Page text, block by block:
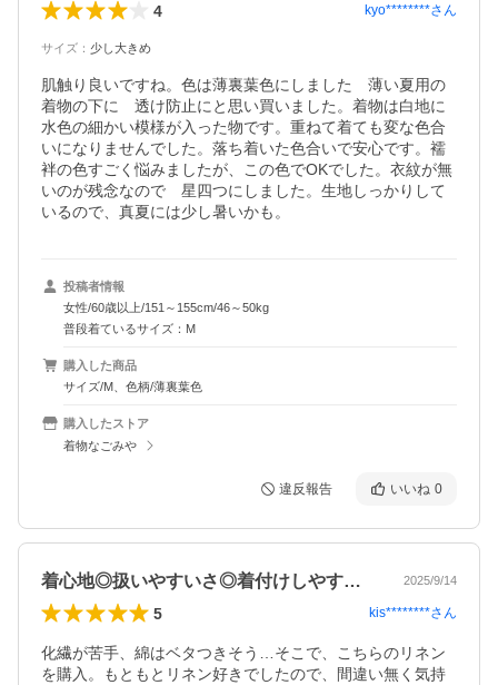
4 kyo********さん
サイズ ： 少し大きめ
肌触り良いですね。色は薄裏葉色にしました　薄い夏用の
着物の下に　透け防止にと思い買いました。着物は白地に
水色の細かい模様が入った物です。重ねて着ても変な色合
いになりませんでした。落ち着いた色合いで安心です。襦
袢の色すごく悩みましたが、この色でOKでした。衣紋が無
いのが残念なので　星四つにしました。生地しっかりして
いるので、真夏には少し暑いかも。
投稿者情報
女性/60歳以上/151～155cm/46～50kg
普段着ているサイズ：M
購入した商品
サイズ/M、色柄/薄裏葉色
購入したストア
着物なごみや
違反報告 いいね 0
着心地◎扱いやすいさ◎着付けしやすさ◎ 2025/9/14
5 kis********さん
化繊が苦手、綿はベタつきそう…そこで、こちらのリネン
を購入。もともとリネン好きでしたので、間違い無く気持